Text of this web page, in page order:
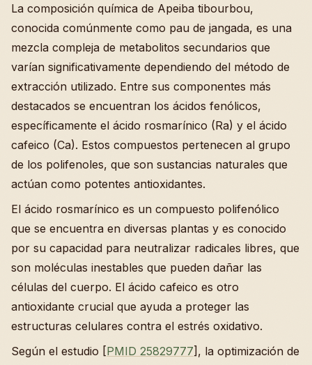
La composición química de Apeiba tibourbou,
conocida comúnmente como pau de jangada, es una
mezcla compleja de metabolitos secundarios que
varían significativamente dependiendo del método de
extracción utilizado. Entre sus componentes más
destacados se encuentran los ácidos fenólicos,
específicamente el ácido rosmarínico (Ra) y el ácido
cafeico (Ca). Estos compuestos pertenecen al grupo
de los polifenoles, que son sustancias naturales que
actúan como potentes antioxidantes.
El ácido rosmarínico es un compuesto polifenólico
que se encuentra en diversas plantas y es conocido
por su capacidad para neutralizar radicales libres, que
son moléculas inestables que pueden dañar las
células del cuerpo. El ácido cafeico es otro
antioxidante crucial que ayuda a proteger las
estructuras celulares contra el estrés oxidativo.
Según el estudio [PMID 25829777], la optimización de